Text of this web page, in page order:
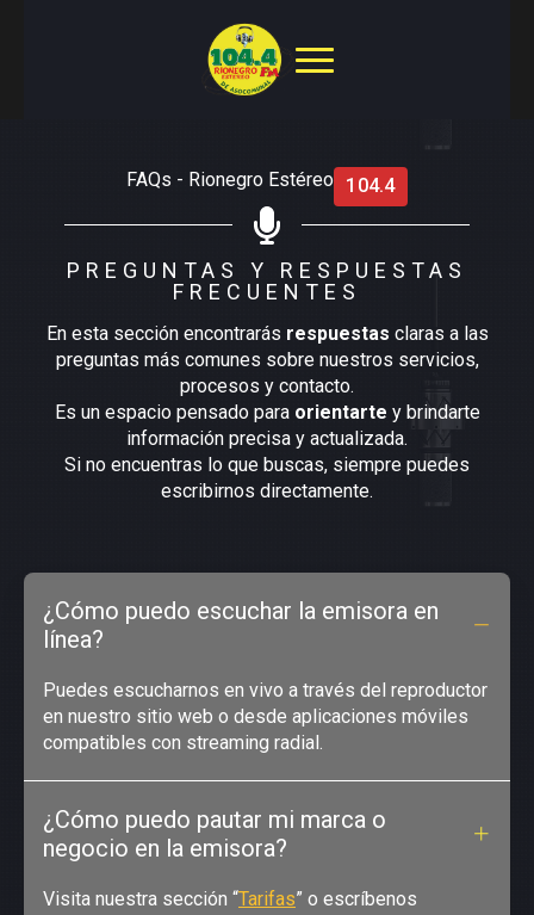
FAQs - Rionegro Estéreo 104.4
PREGUNTAS Y RESPUESTAS
FRECUENTES
En esta sección encontrarás respuestas claras a las
preguntas más comunes sobre nuestros servicios,
procesos y contacto.
Es un espacio pensado para orientarte y brindarte
información precisa y actualizada.
Si no encuentras lo que buscas, siempre puedes
escribirnos directamente.
¿Cómo puedo escuchar la emisora en
línea?
Puedes escucharnos en vivo a través del reproductor
en nuestro sitio web o desde aplicaciones móviles
compatibles con streaming radial.
¿Cómo puedo pautar mi marca o
negocio en la emisora?
Visita nuestra sección “Tarifas” o escríbenos